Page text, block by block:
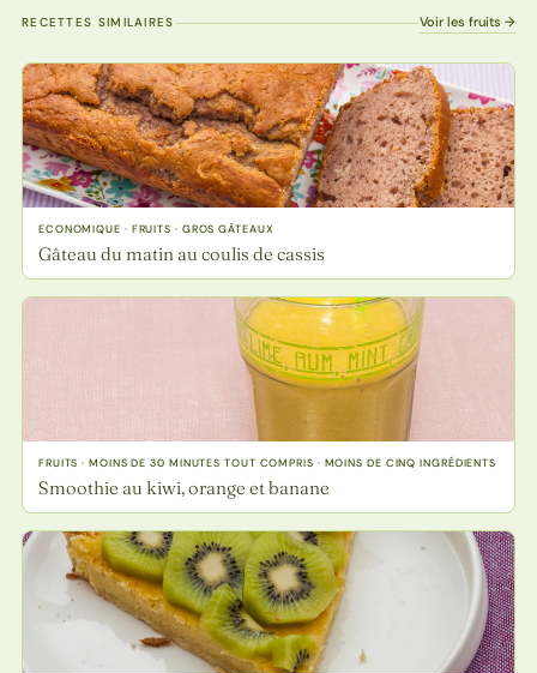
RECETTES SIMILAIRES Voir les fruits →
ECONOMIQUE · FRUITS · GROS GÂTEAUX
Gâteau du matin au coulis de cassis
FRUITS · MOINS DE 30 MINUTES TOUT COMPRIS · MOINS DE CINQ INGRÉDIENTS
Smoothie au kiwi, orange et banane